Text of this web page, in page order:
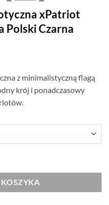
xPatriot
Polski Czarna
z minimalistyczną flagą
krój i ponadczasowy